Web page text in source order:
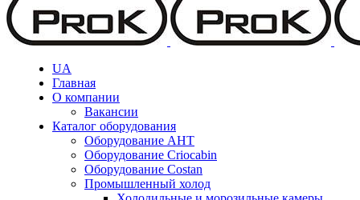
UA
Главная
О компании
Вакансии
Каталог оборудования
Оборудование AHT
Оборудование Criocabin
Оборудование Costan
Промышленный холод